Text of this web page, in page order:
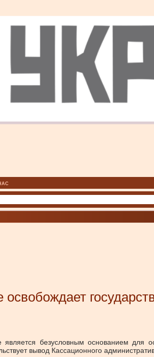
освобождает
является безусловным основанием для
вывод Кассационного